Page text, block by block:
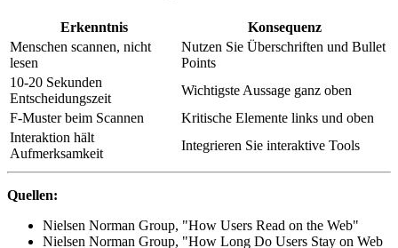
Erkenntnis
Konsequenz
Menschen scannen, nicht
lesen
Nutzen Sie Überschriften und Bullet
Points
10-20 Sekunden
Entscheidungszeit
Wichtigste Aussage ganz oben
F-Muster beim Scannen
Kritische Elemente links und oben
Interaktion hält
Aufmerksamkeit
Integrieren Sie interaktive Tools
Quellen:
Nielsen Norman Group, "How Users Read on the Web"
Nielsen Norman Group, "How Long Do Users Stay on Web